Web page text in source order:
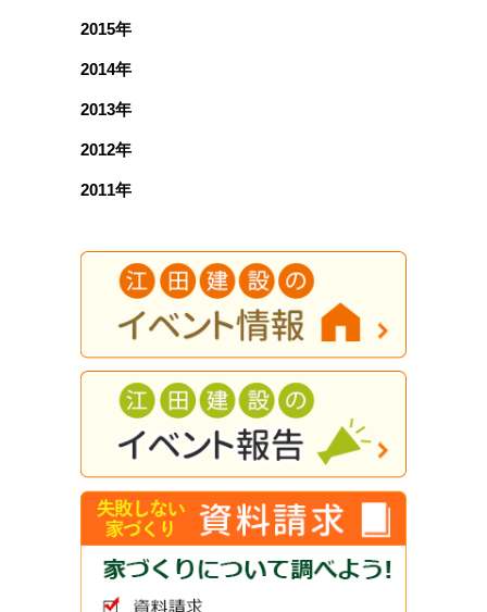
2015年
2014年
2013年
2012年
2011年